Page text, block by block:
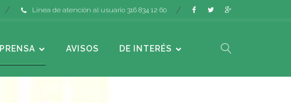
Línea de atención al usuario 316 834 12 60
PRENSA AVISOS DE INTERÉS